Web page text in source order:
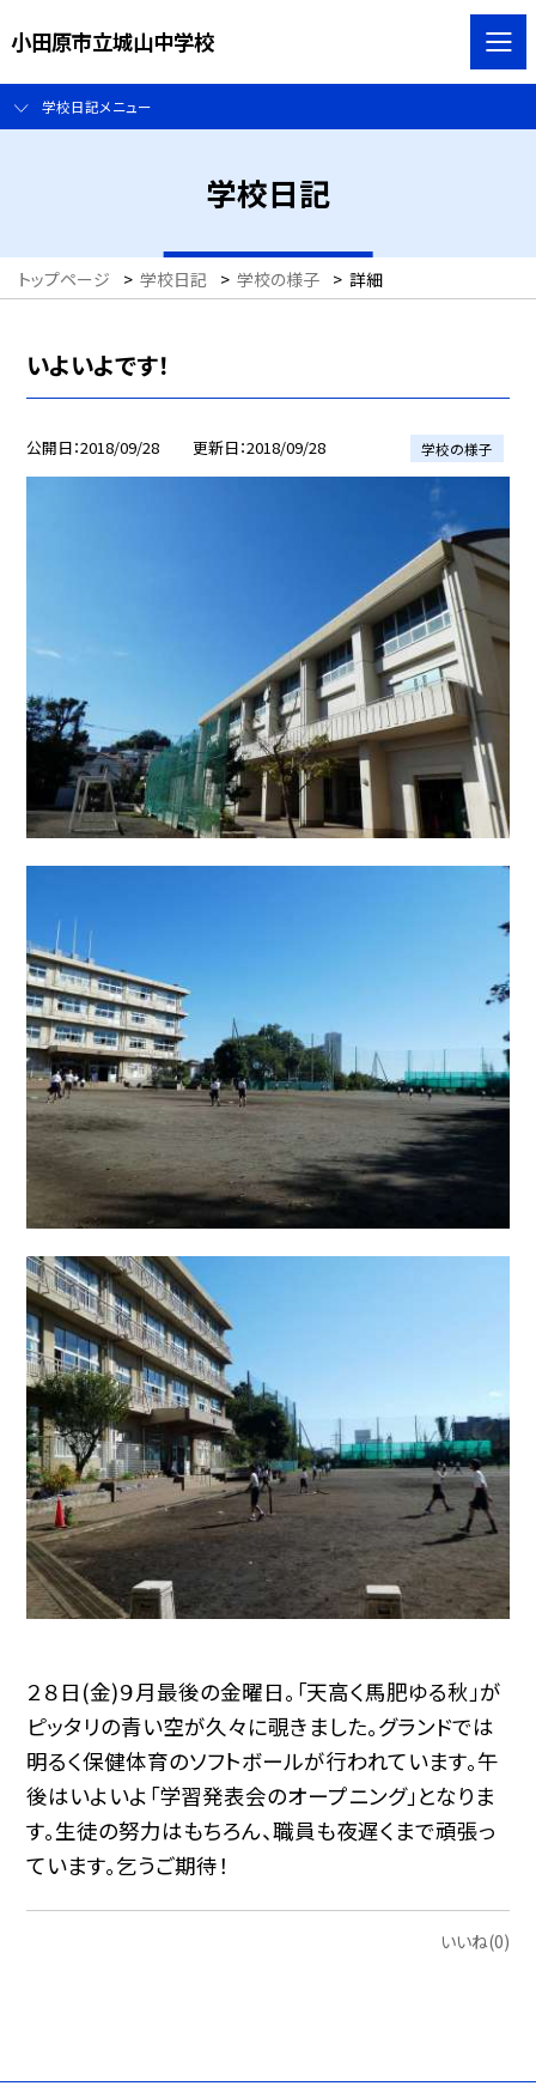
小田原市立城山中学校
学校日記メニュー
学校日記
トップページ > 学校日記 > 学校の様子 > 詳細
いよいよです！
公開日 2018/09/28 更新日 2018/09/28 学校の様子
２８日(金)９月最後の金曜日。「天高く馬肥ゆる秋」が
ピッタリの青い空が久々に覗きました。グランドでは
明るく保健体育のソフトボールが行われています。午
後はいよいよ「学習発表会のオープニング」となりま
す。生徒の努力はもちろん、職員も夜遅くまで頑張っ
ています。乞うご期待！
いいね(0)